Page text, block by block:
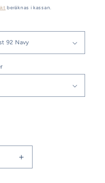
beräknas i kassan.
Öka
kvantitet